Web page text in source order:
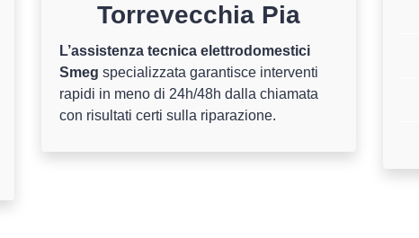
Torrevecchia Pia
L’assistenza tecnica elettrodomestici
Smeg specializzata garantisce interventi
rapidi in meno di 24h/48h dalla chiamata
con risultati certi sulla riparazione.